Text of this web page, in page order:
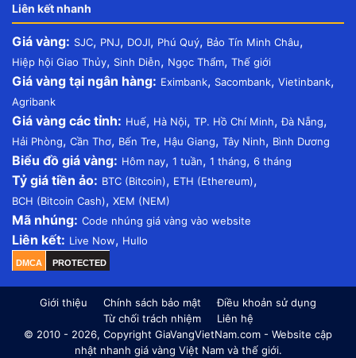
Liên kết nhanh
Giá vàng: SJC, PNJ, DOJI, Phú Quý, Bảo Tín Minh Châu,
Hiệp hội Giao Thủy, Sinh Diễn, Ngọc Thẩm, Thế giới
Giá vàng tại ngân hàng: Eximbank, Sacombank, Vietinbank,
Agribank
Giá vàng các tỉnh: Huế, Hà Nội, TP. Hồ Chí Minh,Đà Nẵng,
Hải Phòng, Cần Thơ, Bến Tre, Hậu Giang, Tây Ninh, Bình Dương
Biểu đồ giá vàng: Hôm nay, 1 tuần, 1 tháng, 6 tháng
Tỷ giá tiền ảo: BTC (Bitcoin), ETH (Ethereum),
BCH (Bitcoin Cash), XEM (NEM)
Mã nhúng: Code nhúng giá vàng vào website
Liên kết: Live Now, Hullo
DMCA PROTECTED
Giới thiệu Chính sách bảo mật
Điều khoản sử dụng
Từ chối trách nhiệm
Liên hệ
© 2010 - 2026, Copyright GiaVangVietNam.com - Website cập
nhật nhanh giá vàng Việt Nam và thế giới.